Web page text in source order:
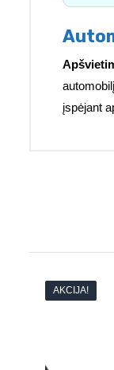
įspėjant
AKCIJA!